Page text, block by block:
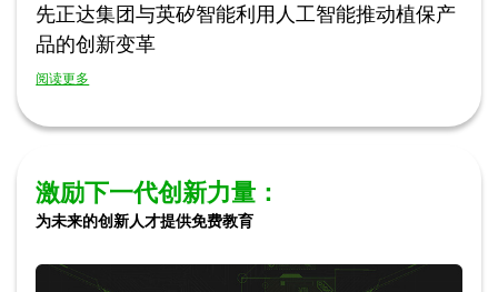
先正达集团与英矽智能利用人工智能推动植保产
品的创新变革
阅读更多
激励下一代创新力量：
为未来的创新人才提供免费教育